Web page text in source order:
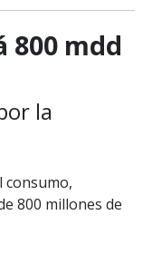
mdd
la
consumo,
800 millones de